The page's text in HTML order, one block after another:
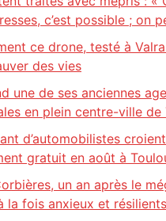
c’est possible ; on
ce drone, testé à
des vies
une de ses anciennes
en plein centre-ville de
d’automobilistes
gratuit en août à
un an après le
la fois anxieux et résilients